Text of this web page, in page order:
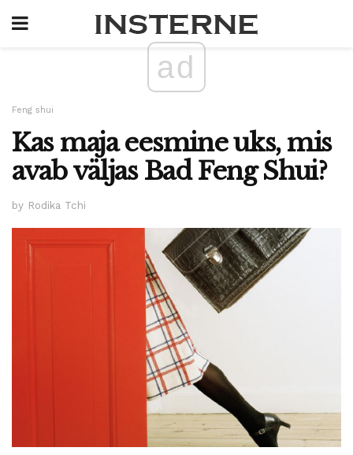
ad
Feng shui
Kas maja eesmine uks, mis
avab väljas Bad Feng Shui?
by Rodika Tchi